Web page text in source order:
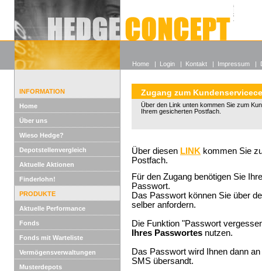
Alle
Wieso
INFORMATION
Home
Über uns
Wieso Hedge?
Depotstellenvergleich
Aktuelle Aktionen
Finderlohn!
PRODUKTE
Aktuelle Performance
Fonds
Fonds mit Warteliste
Vermögensverwaltungen
Musterdepots
Zugang zum
Über den Link unten kommen Sie zum
Ihrem gesicherten Postfach.
Über diesen LINK kommen Sie
Postfach.
Für den Zugang benötigen Sie
Passwort.
Das Passwort können Sie über
selber anfordern.
Die Funktion "Passwort
Ihres Passwortes nutzen.
Das Passwort wird Ihnen dann
SMS übersandt.
Home | Login | Kontakt | Impressum |